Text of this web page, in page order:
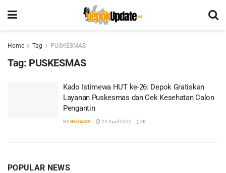
Home Tag PUSKESMAS
Tag: PUSKESMAS
Kado Istimewa HUT ke-26: Depok Gratiskan
Layanan Puskesmas dan Cek Kesehatan Calon
Pengantin
BYREDAKSI 29 April 2025 0
POPULAR NEWS